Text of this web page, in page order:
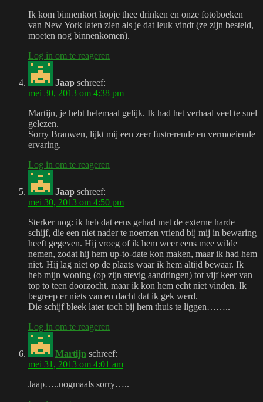
Ik kom binnenkort kopje thee drinken en onze fotoboeken
van New York laten zien als je dat leuk vindt (ze zijn besteld,
moeten nog binnenkomen).
Log in om te reageren
Jaap schreef:
mei 30, 2013 om 4:38 pm
Martijn, je hebt helemaal gelijk. Ik had het verhaal veel te snel
gelezen.
Sorry Branwen, lijkt mij een zeer fustrerende en vermoeiende
ervaring.
Log in om te reageren
Jaap schreef:
mei 30, 2013 om 4:50 pm
Sterker nog: ik heb dat eens gehad met de externe harde
schijf, die een niet nader te noemen vriend bij mij in bewaring
heeft gegeven. Hij vroeg of ik hem weer eens mee wilde
nemen, zodat hij hem up-to-date kon maken, maar ik had hem
niet. Hij lag niet op de plaats waar ik hem altijd bewaar. Ik
heb mijn woning (op zijn stevig aandringen) tot vijf keer van
top to teen doorzocht, maar ik kon hem echt niet vinden. Ik
begreep er niets van en dacht dat ik gek werd.
Die schijf bleek later toch bij hem thuis te liggen……..
Log in om te reageren
Martijn schreef:
mei 31, 2013 om 4:01 am
Jaap…..nogmaals sorry…..